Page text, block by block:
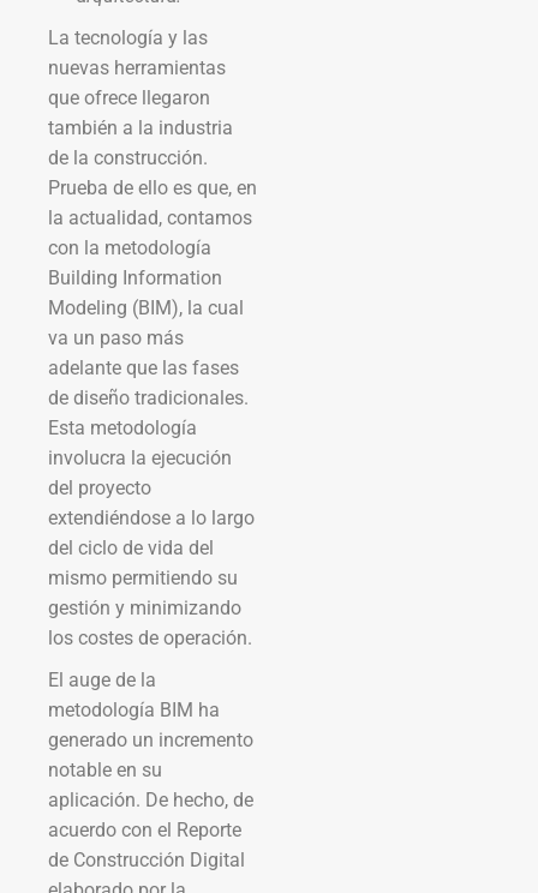
La tecnología y las
nuevas herramientas
que ofrece llegaron
también a la industria
de la construcción.
Prueba de ello es que, en
la actualidad, contamos
con la metodología
Building Information
Modeling (BIM), la cual
va un paso más
adelante que las fases
de diseño tradicionales.
Esta metodología
involucra la ejecución
del proyecto
extendiéndose a lo largo
del ciclo de vida del
mismo permitiendo su
gestión y minimizando
los costes de operación.
El auge de la
metodología BIM ha
generado un incremento
notable en su
aplicación. De hecho, de
acuerdo con el Reporte
de Construcción Digital